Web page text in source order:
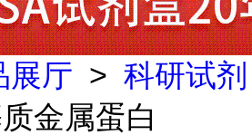
展厅 > 科研试剂
金属蛋白